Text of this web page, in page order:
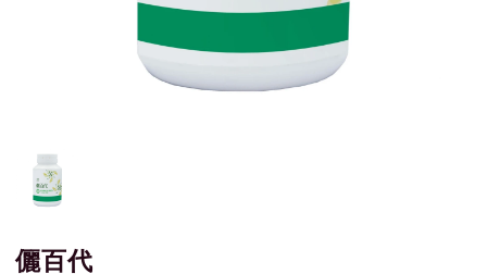
儷百代